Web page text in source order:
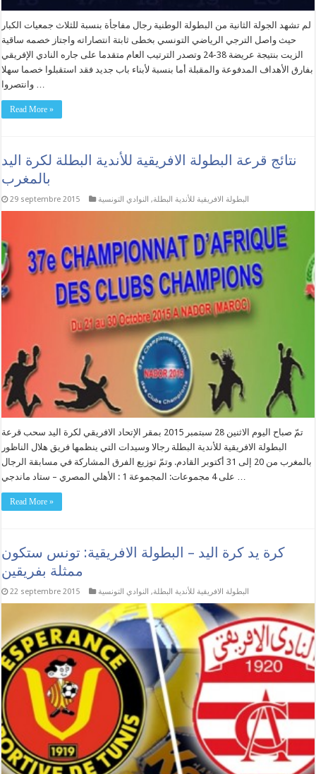
لم تشهد الجولة الثانية من البطولة الوطنية رجال مفاجأة بنسبة للثلاث جمعيات الكبار
حيث واصل الترجي الرياضي التونسي بخطى ثابتة انتصاراته واجتاز خصمه ساقية
الزيت بنتيجة عريضة 38-24 وتصدر الترتيب العام متقدما على جاره النادي الإفريقي
بفارق الأهداف المدفوعة والمقبلة أما بنسبة لأبناء باب جديد فقد استقبلوا خصما سهلا
وانتصروا …
Read More »
نتائج قرعة البطولة الافريقية للأندية البطلة لكرة اليد
بالمغرب
29 septembre 2015 البطولة الافريقية للأندية البطلة, النوادي التونسية
تمّ صباح اليوم الاثنين 28 سبتمبر 2015 بمقر الإتحاد الافريقي لكرة اليد سحب قرعة
البطولة الافريقية للأندية البطلة رجالا وسيدات التي ينظمها فريق هلال الناظور
بالمغرب من 20 إلى 31 أكتوبر القادم. وتمّ توزيع الفرق المشاركة في مسابقة الرجال
على 4 مجموعات: المجموعة 1 : الأهلي المصري – ستاد ماندجي …
Read More »
كرة يد كرة اليد – البطولة الافريقية: تونس ستكون
ممثلة بفريقين
22 septembre 2015 البطولة الافريقية للأندية البطلة, النوادي التونسية